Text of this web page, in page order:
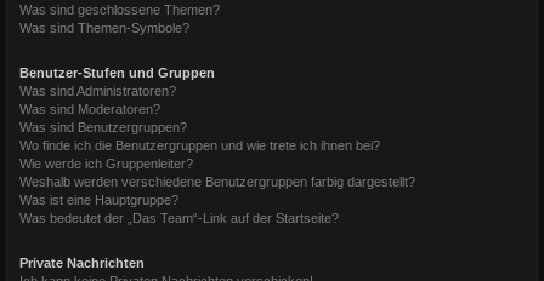
Was sind geschlossene Themen?
Was sind Themen-Symbole?
Benutzer-Stufen und Gruppen
Was sind Administratoren?
Was sind Moderatoren?
Was sind Benutzergruppen?
Wo finde ich die Benutzergruppen und wie trete ich ihnen bei?
Wie werde ich Gruppenleiter?
Weshalb werden verschiedene Benutzergruppen farbig dargestellt?
Was ist eine Hauptgruppe?
Was bedeutet der „Das Team“-Link auf der Startseite?
Private Nachrichten